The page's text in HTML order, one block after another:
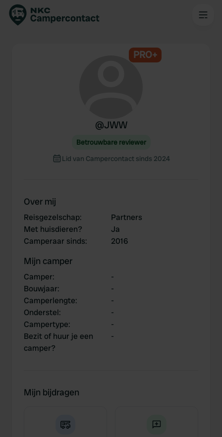
PRO+
@JWW
Betrouwbare reviewer
Lid van Campercontact sinds 2024
Over mij
Reisgezelschap:
Partners
Met huisdieren?
Ja
Camperaar sinds: 2016
Mijn camper
Camper:
-
Bouwjaar:
-
Camperlengte:
-
Onderstel:
-
Campertype:
-
Bezit of huur je een
camper?
-
Mijn bijdragen